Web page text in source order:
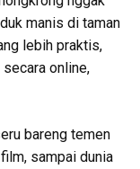
manis di taman
lebih praktis,
online,
bareng temen
sampai dunia